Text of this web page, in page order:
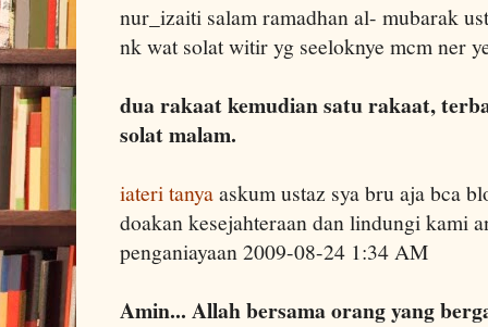
nur_izaiti salam ramadhan al- mubarak
nk wat solat witir yg seeloknye mcm ner
dua rakaat kemudian satu rakaat,
solat malam.
iateri tanyaaskum ustaz sya bru aja bca
doakan kesejahteraan dan lindungi kami
penganiayaan 2009-08-24 1:34 AM
Amin... Allah bersama orang yang